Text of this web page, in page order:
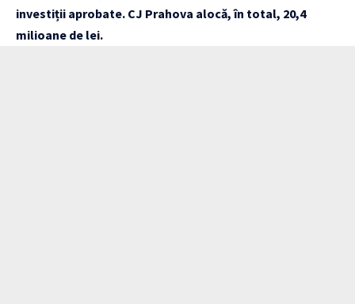
investiții aprobate. CJ Prahova alocă, în total, 20,4
milioane de lei.